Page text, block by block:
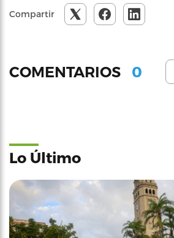
Compartir
COMENTARIOS 0
Lo Último